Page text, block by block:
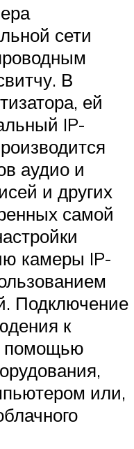
сети
В
ей
IP-
аудио и
и других
самой
камеры IP-
Подключение
к
помощью
или,